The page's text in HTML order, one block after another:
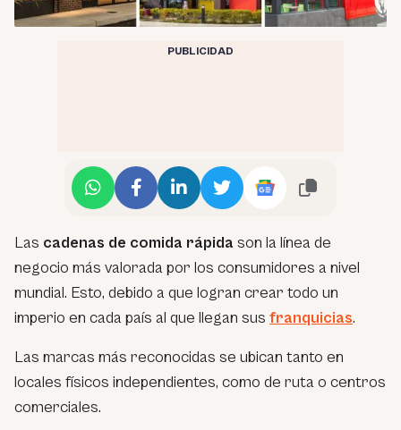
PUBLICIDAD
Las cadenas de comida rápida son la línea de
negocio más valorada por los consumidores a nivel
mundial. Esto, debido a que logran crear todo un
imperio en cada país al que llegan sus franquicias.
Las marcas más reconocidas se ubican tanto en
locales físicos independientes, como de ruta o centros
comerciales.